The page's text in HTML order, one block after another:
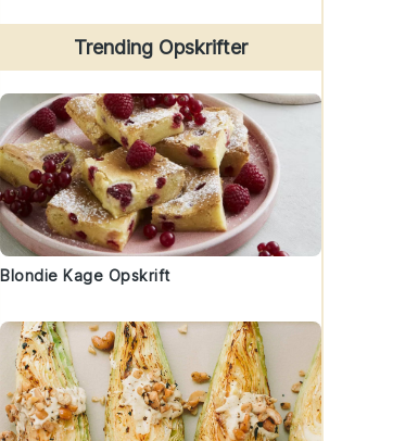
Trending Opskrifter
Blondie Kage Opskrift